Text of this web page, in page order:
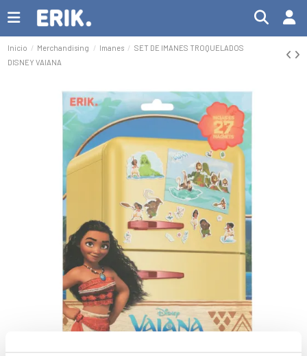
Inicio Merchandising Imanes
SET DE IMANES TROQUELADOS
DISNEY VAIANA